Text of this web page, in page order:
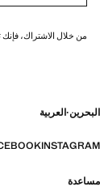
من خلال الاشتراك،
البحرين·العربية
INSTAGRAM
مساعدة